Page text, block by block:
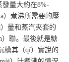
發量大約在8%-
）煮沸所需要的壓
量和蒸汽夾套的
）聯。最後就是糖
槽其（qí）實說的